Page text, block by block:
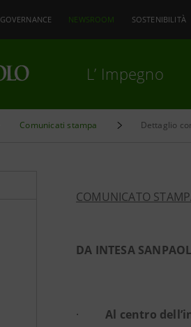
GOVERNANCE NEWSROOM SOSTENIBILITÀ
L’ Impegno
Comunicati stampa Dettaglio
COMUNICATO
DA INTESA
· Al centro